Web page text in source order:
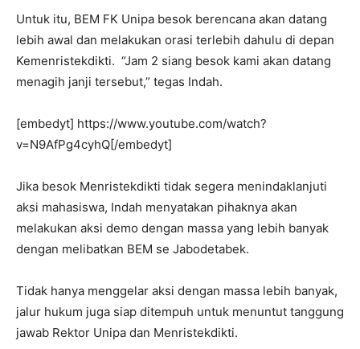
Untuk itu, BEM FK Unipa besok berencana akan datang
lebih awal dan melakukan orasi terlebih dahulu di depan
Kemenristekdikti. “Jam 2 siang besok kami akan datang
menagih janji tersebut,” tegas Indah.
[embedyt] https://www.youtube.com/watch?
v=N9AfPg4cyhQ[/embedyt]
Jika besok Menristekdikti tidak segera menindaklanjuti
aksi mahasiswa, Indah menyatakan pihaknya akan
melakukan aksi demo dengan massa yang lebih banyak
dengan melibatkan BEM se Jabodetabek.
Tidak hanya menggelar aksi dengan massa lebih banyak,
jalur hukum juga siap ditempuh untuk menuntut tanggung
jawab Rektor Unipa dan Menristekdikti.